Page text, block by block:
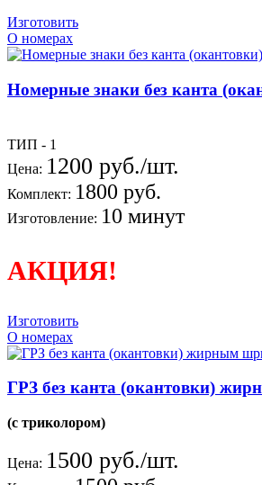
Изготовить
О номерах
Номерные знаки без канта
ТИП - 1
Цена: 1200 руб./шт.
Комплект: 1800 руб.
Изготовление: 10 минут
АКЦИЯ!
Изготовить
О номерах
ГРЗ без канта (окантовки)
(с триколором)
Цена: 1500 руб./шт.